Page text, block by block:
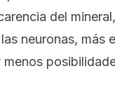
del
neuronas, más
menos